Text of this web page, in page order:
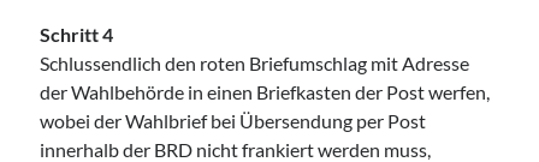
Schritt 4
Schlussendlich den roten Briefumschlag mit Adresse
der Wahlbehörde in einen Briefkasten der Post werfen,
wobei der Wahlbrief bei Übersendung per Post
innerhalb der BRD nicht frankiert werden muss,